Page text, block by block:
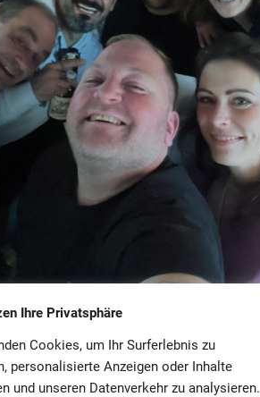
Ihre Privatsphäre
Cookies, um Ihr Surferlebnis zu
personalisierte Anzeigen oder Inhalte
und unseren Datenverkehr zu analysieren.